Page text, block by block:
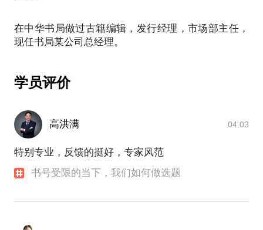
在中华书局做过古籍编辑，发行经理，市场部主任，
学员评价
高洪满 04.03
特别专业，反馈的挺好，专家风范
书号受限的当下，我们如何做选题